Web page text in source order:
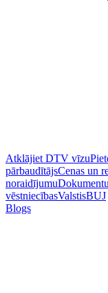
Atklājiet DTV vīzu
pārbaudītājsCenas un
noraidījumu
vēstniecībasValstisBUJ
Blogs